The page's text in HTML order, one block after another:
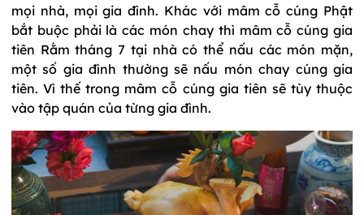
mọi nhà, mọi gia đình. Khác với mâm cỗ cúng Phật
bắt buộc phải là các món chay thì mâm cỗ cúng gia
tiên Rằm tháng 7 tại nhà có thể nấu các món mặn,
một số gia đình thường sẽ nấu món chay cúng gia
tiên. Vì thế trong mâm cỗ cúng gia tiên sẽ tùy thuộc
vào tập quán của từng gia đình.